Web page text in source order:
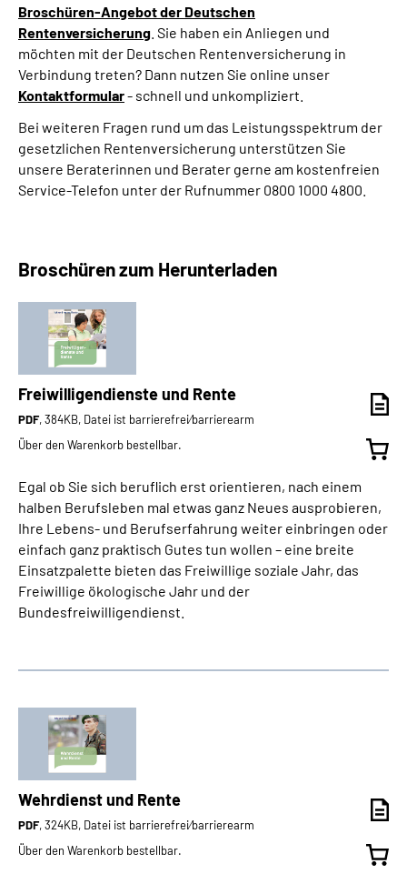
Broschüren-Angebot der Deutschen
Rentenversicherung . Sie haben ein Anliegen und
möchten mit der Deutschen Rentenversicherung in
Verbindung treten? Dann nutzen Sie online unser
Kontaktformular- schnell und unkompliziert.
Bei weiteren Fragen rund um das Leistungsspektrum der
gesetzlichen Rentenversicherung unterstützen Sie
unsere Beraterinnen und Berater gerne am kostenfreien
Service-Telefon unter der Rufnummer 0800 1000 4800.
Broschüren zum Herunterladen
Freiwilligendienste und Rente
PDF, 384KB, Datei ist barrierefrei⁄barrierearm
Über den Warenkorb bestellbar.
Egal ob Sie sich beruflich erst orientieren, nach einem
halben Berufsleben mal etwas ganz Neues ausprobieren,
Ihre Lebens- und Berufserfahrung weiter einbringen oder
einfach ganz praktisch Gutes tun wollen – eine breite
Einsatzpalette bieten das Freiwillige soziale Jahr, das
Freiwillige ökologische Jahr und der
Bundesfreiwilligendienst.
Wehrdienst und Rente
PDF, 324KB, Datei ist barrierefrei⁄barrierearm
Über den Warenkorb bestellbar.